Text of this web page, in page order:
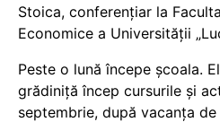
Stoica, conferențiar la
Economice a Universității
Peste o lună începe școala.
grădiniță încep cursurile și
septembrie, după vacanța